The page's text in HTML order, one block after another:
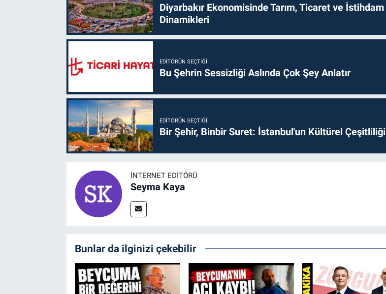
Diyarbakır Ekonomisinde Tarım, Ticaret ve İstihdam
Dinamikleri
EDITÖRÜN SEÇTIĞI
Bu Şehrin Sessizliği Aslında Çok Şey Anlatır
EDITÖRÜN SEÇTIĞI
Bir Şehir, Binbir Suret: İstanbul'un Kültürel Çeşitliliği
İNTERNET EDITÖRÜ
Seyma Kaya
Bunlar da ilginizi çekebilir